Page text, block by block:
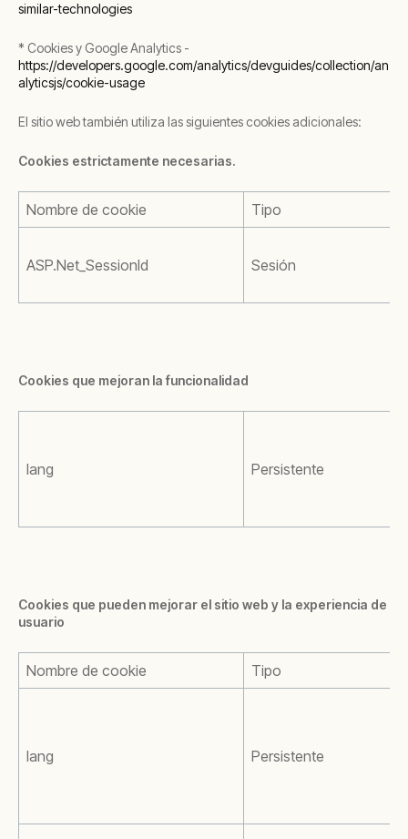
similar-technologies
* Cookies y Google Analytics -
https://developers.google.com/analytics/devguides/collection/an
alyticsjs/cookie-usage
El sitio web también utiliza las siguientes cookies adicionales:
Cookies estrictamente necesarias.
Nombre de cookie Tipo
ASP.Net_SessionId Sesión
Cookies que mejoran la funcionalidad
lang Persistente
Cookies que pueden mejorar el sitio web y la experiencia de
usuario
Nombre de cookie Tipo
lang Persistente